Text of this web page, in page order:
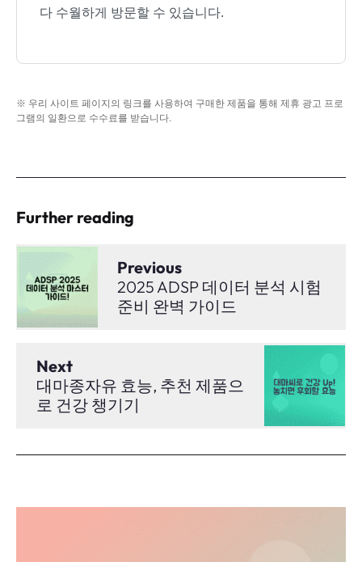
다 수월하게 방문할 수 있습니다.
※ 우리 사이트 페이지의 링크를 사용하여 구매한 제품을 통해 제휴 광고 프로
그램의 일환으로 수수료를 받습니다.
Further reading
Previous
2025 ADSP 데이터 분석 시험
준비 완벽 가이드
Next
대마종자유 효능, 추천 제품으
로 건강 챙기기